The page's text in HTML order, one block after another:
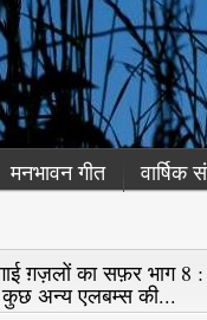
मनभावन गीत वार्षिक
ग़ज़लों का सफ़र भाग 8
अन्य एलबम्स की...